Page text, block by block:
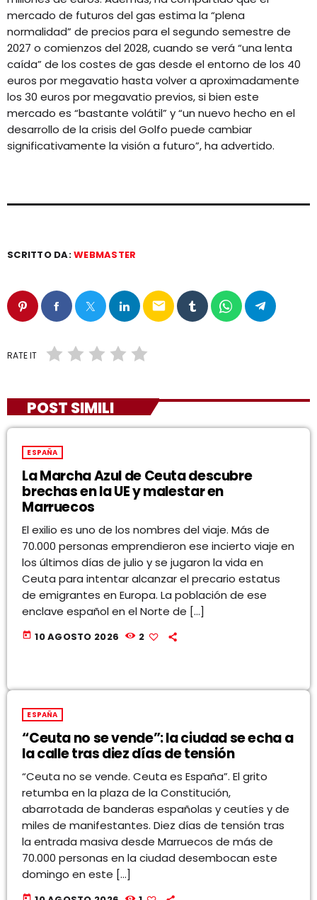
mercado de futuros del gas estima la “plena
normalidad” de precios para el segundo semestre de
2027 o comienzos del 2028, cuando se verá “una lenta
caída” de los costes de gas desde el entorno de los 40
euros por megavatio hasta volver a aproximadamente
los 30 euros por megavatio previos, si bien este
mercado es “bastante volátil” y “un nuevo hecho en el
desarrollo de la crisis del Golfo puede cambiar
significativamente la visión a futuro”, ha advertido.
SCRITTO DA:WEBMASTER
email
RATE IT
POST SIMILI
ESPAÑA
La Marcha Azul de Ceuta descubre
brechas en la UE y malestar en
Marruecos
El exilio es uno de los nombres del viaje. Más de
70.000 personas emprendieron ese incierto viaje en
los últimos días de julio y se jugaron la vida en
Ceuta para intentar alcanzar el precario estatus
de emigrantes en Europa. La población de ese
enclave español en el Norte de […]
today 10 AGOSTO 2026 2
ESPAÑA
“Ceuta no se vende”: la ciudad se echa a
la calle tras diez días de tensión
“Ceuta no se vende. Ceuta es España”. El grito
retumba en la plaza de la Constitución,
abarrotada de banderas españolas y ceutíes y de
miles de manifestantes. Diez días de tensión tras
la entrada masiva desde Marruecos de más de
70.000 personas en la ciudad desembocan este
domingo en este […]